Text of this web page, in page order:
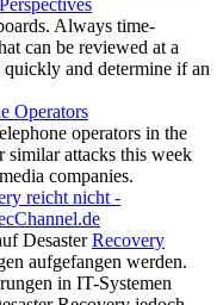
Always time-
can be reviewed at a
quickly and determine if an
Operators
operators in the
similar attacks this week
companies.
reicht nicht -
DesasterRecovery
aufgefangen werden.
in IT-Systemen